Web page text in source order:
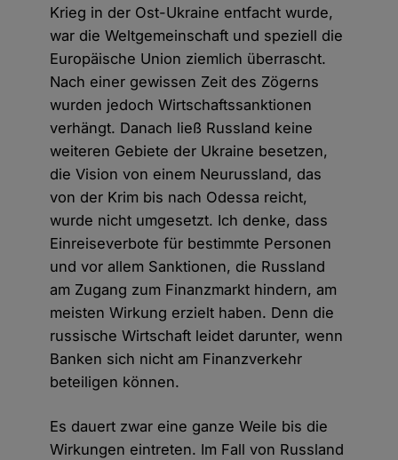
Krieg in der Ost-Ukraine entfacht wurde,
war die Weltgemeinschaft und speziell die
Europäische Union ziemlich überrascht.
Nach einer gewissen Zeit des Zögerns
wurden jedoch Wirtschaftssanktionen
verhängt. Danach ließ Russland keine
weiteren Gebiete der Ukraine besetzen,
die Vision von einem Neurussland, das
von der Krim bis nach Odessa reicht,
wurde nicht umgesetzt. Ich denke, dass
Einreiseverbote für bestimmte Personen
und vor allem Sanktionen, die Russland
am Zugang zum Finanzmarkt hindern, am
meisten Wirkung erzielt haben. Denn die
russische Wirtschaft leidet darunter, wenn
Banken sich nicht am Finanzverkehr
beteiligen können.
Es dauert zwar eine ganze Weile bis die
Wirkungen eintreten. Im Fall von Russland